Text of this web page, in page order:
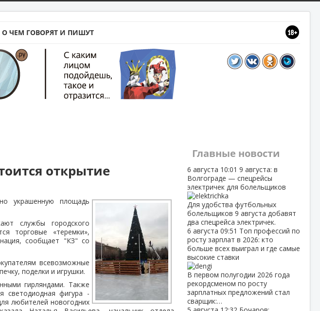
О ЧЕМ ГОВОРЯТ И ПИШУТ
открытие
украшенную площадь
службы городского
торговые «теремки»,
сообщает "КЗ" со
всевозможные
поделки и игрушки.
гирляндами. Также
светодиодная фигура -
любителей новогодних
Главные новости
6 августа 10:01 9 августа: в
Волгограде — спецрейсы
электричек для болельщиков
Для удобства футбольных
болельщиков 9 августа добавят
два спецрейса электричек.
6 августа 09:51 Топ профессий по
росту зарплат в 2026: кто
больше всех выиграл и где самые
высокие ставки
В первом полугодии 2026 года
рекордсменом по росту
зарплатных предложений стал
сварщик:…